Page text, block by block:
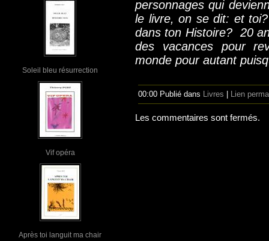
Soleil bleu résurrection
Vif opéra
Après toi languit ma chair
personnages qui
le livre, on se dit: et
dans ton Histoire? 20
des vacances pour
monde pour autant
00:00 Publié dans Livres Lien
Les commentaires sont fermés.